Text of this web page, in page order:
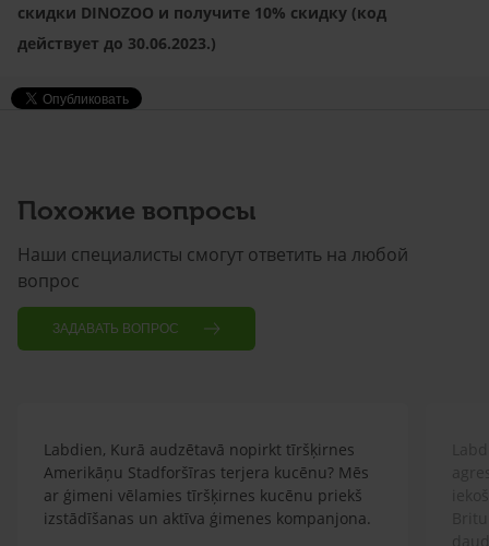
скидки DINOZOO и получите 10% скидку (код
действует до 30.06.2023.)
Похожие вопросы
Наши специалисты смогут ответить на любой
вопрос
ЗАДАВАТЬ ВОПРОС
Labdien, Kurā audzētavā nopirkt tīršķirnes
Amerikāņu Stadforšīras terjera kucēnu? Mēs
ar ģimeni vēlamies tīršķirnes kucēnu priekš
izstādīšanas un aktīva ģimenes kompanjona.